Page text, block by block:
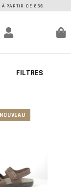
À PARTIR DE 85€
FILTRES